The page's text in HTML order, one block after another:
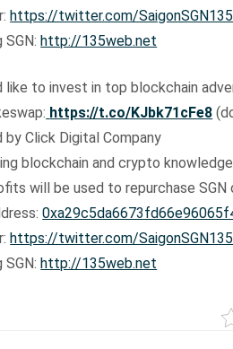
https://twitter.com/SaigonSGN135
SGN:http://135web.net
like to invest in top blockchain
https://t.co/KJbk71cFe8
by Click Digital Company
blockchain and crypto knowledge
will be used to repurchase
https://twitter.com/SaigonSGN135
SGN:http://135web.net